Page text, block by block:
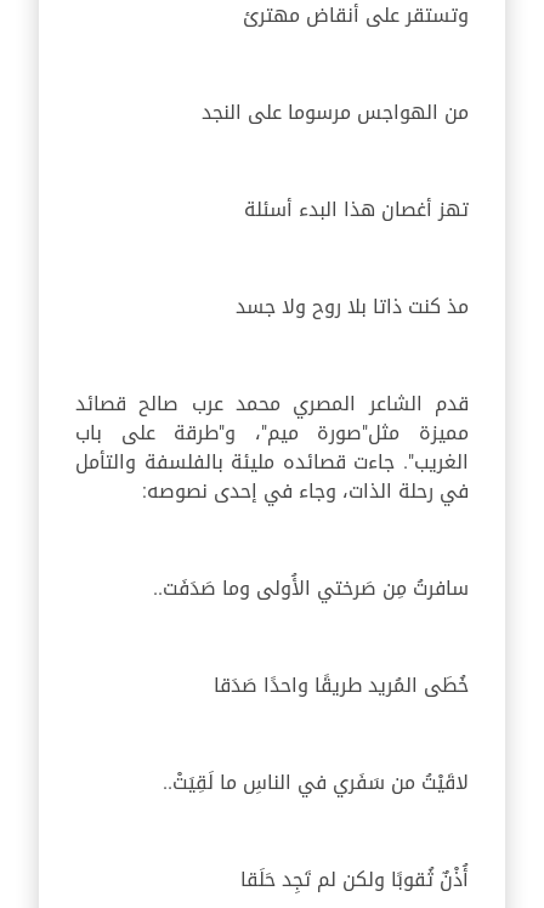
وتستقر على أنقاض مهترئ
من الهواجس مرسوما على النجد
تهز أغصان هذا البدء أسئلة
مذ كنت ذاتا بلا روح ولا جسد
قدم الشاعر المصري محمد عرب صالح قصائد
مميزة مثل"صورة ميم"، و"طرقة على باب
الغريب". جاءت قصائده مليئة بالفلسفة والتأمل
في رحلة الذات، وجاء في إحدى نصوصه:
سافرتُ مِن صَرختي الأُولى وما صَدَفَت..
خُطَى المُريد طريقًا واحدًا صَدَقا
لاقَيْتُ من سَفَري في الناسِ ما لَقِيَتْ..
أُذْنٌ ثُقوبًا ولكن لم تَجِد حَلَقا